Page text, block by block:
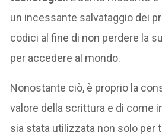
un incessante salvataggio dei
codici al fine di non perdere la
per accedere al mondo.
Nonostante ciò, è proprio la
valore della scrittura e di come
sia stata utilizzata non solo per